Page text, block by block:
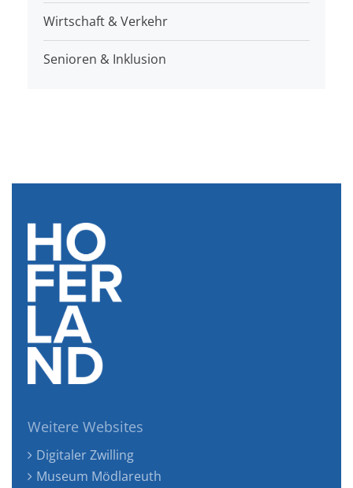
Wirtschaft & Verkehr
Senioren & Inklusion
Weitere Websites
Digitaler Zwilling
Museum Mödlareuth